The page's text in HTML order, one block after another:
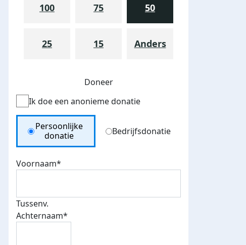
100 75 50
25 15 Anders
Doneer
Ik doe een anonieme donatie
Donation Type
Persoonlijke
donatie
Bedrijfsdonatie
Voornaam*
Tussenv.
Achternaam*